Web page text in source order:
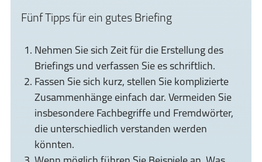
Fünf Tipps für ein gutes Briefing
Nehmen Sie sich Zeit für die Erstellung des
Briefings und verfassen Sie es schriftlich.
Fassen Sie sich kurz, stellen Sie komplizierte
Zusammenhänge einfach dar. Vermeiden Sie
insbesondere Fachbegriffe und Fremdwörter,
die unterschiedlich verstanden werden
könnten.